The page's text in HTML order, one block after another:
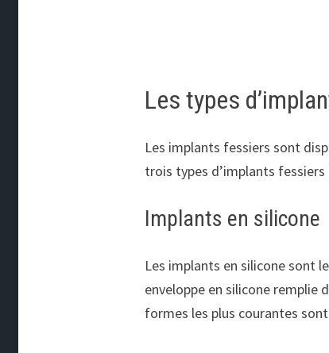
Les types
Les implants fessiers sont
trois types d’implants fessiers
Implants en silicone
Les implants en silicone sont
enveloppe en silicone remplie
formes les plus courantes